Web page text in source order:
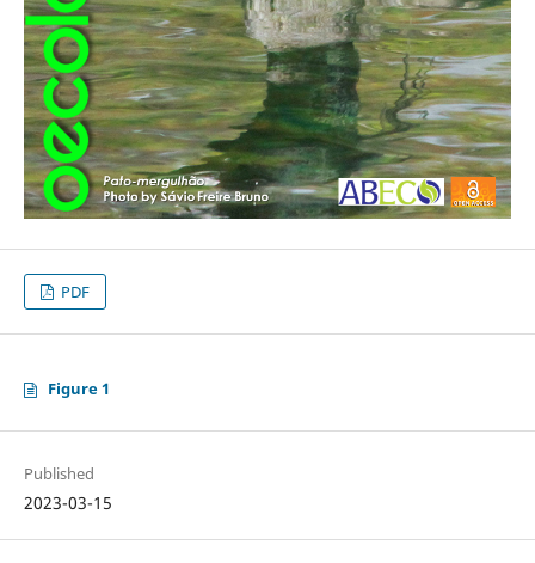
PDF
Figure 1
Published
2023-03-15